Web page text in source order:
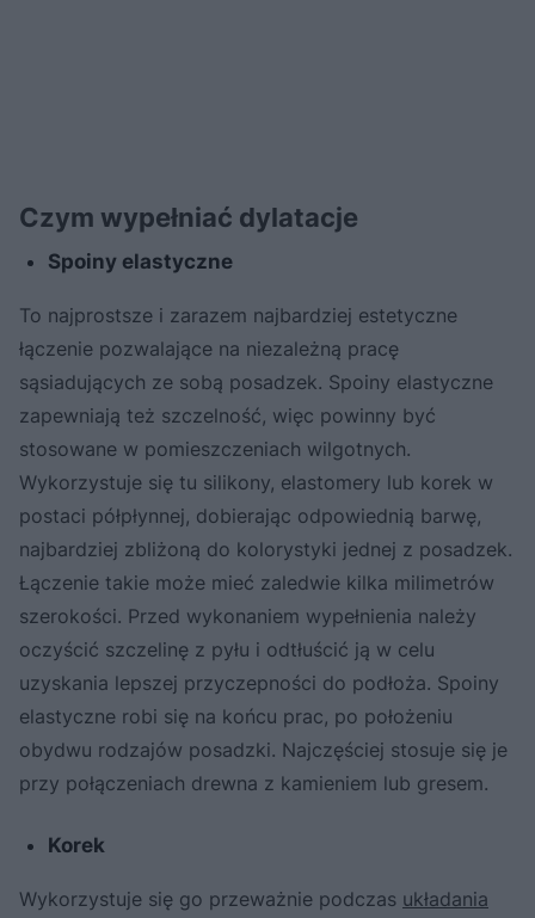
Czym wypełniać dylatacje
Spoiny elastyczne
To najprostsze i zarazem najbardziej estetyczne
łączenie pozwalające na niezależną pracę
sąsiadujących ze sobą posadzek. Spoiny elastyczne
zapewniają też szczelność, więc powinny być
stosowane w pomieszczeniach wilgotnych.
Wykorzystuje się tu silikony, elastomery lub korek w
postaci półpłynnej, dobierając odpowiednią barwę,
najbardziej zbliżoną do kolorystyki jednej z posadzek.
Łączenie takie może mieć zaledwie kilka milimetrów
szerokości. Przed wykonaniem wypełnienia należy
oczyścić szczelinę z pyłu i odtłuścić ją w celu
uzyskania lepszej przyczepności do podłoża. Spoiny
elastyczne robi się na końcu prac, po położeniu
obydwu rodzajów posadzki. Najczęściej stosuje się je
przy połączeniach drewna z kamieniem lub gresem.
Korek
Wykorzystuje się go przeważnie podczas układania